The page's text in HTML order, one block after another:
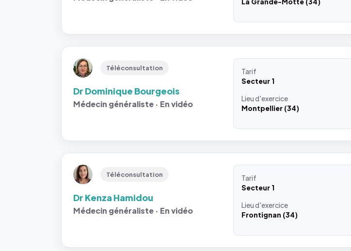
Téléconsultation
Dr Dominique Bourgeois
Médecin généraliste · En vidéo
Tarif
Secteur 1
Lieud'exercice
Montpellier (34)
Téléconsultation
Dr Kenza Hamidou
Médecin généraliste · En vidéo
Tarif
Secteur 1
Lieud'exercice
Frontignan (34)